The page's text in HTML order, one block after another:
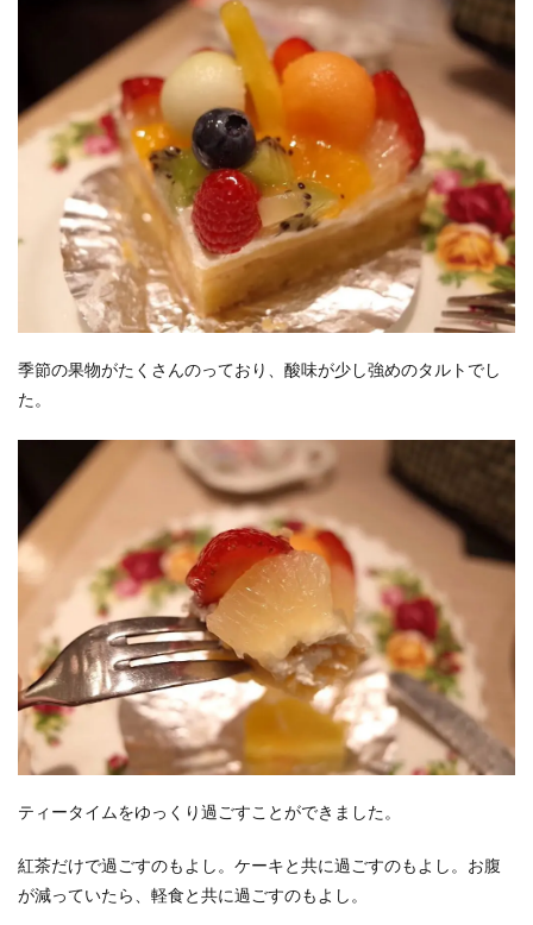
季節の果物がたくさんのっており、酸味が少し強めのタルトでし
た。
ティータイムをゆっくり過ごすことができました。
紅茶だけで過ごすのもよし。ケーキと共に過ごすのもよし。お腹
が減っていたら、軽食と共に過ごすのもよし。